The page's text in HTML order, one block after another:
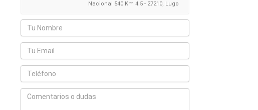
Nacional 540 Km 4.5 - 27210, Lugo